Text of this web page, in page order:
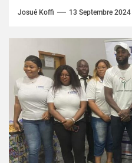
autour du thème : Le...
Josué Koffi 13 Septembre 2024